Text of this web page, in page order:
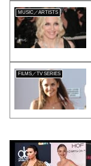
MUSIC／ARTISTS
FILMS／TV SERIES